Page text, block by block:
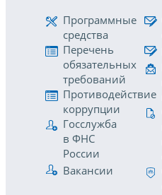
Программные
средства
Перечень
обязательных
требований
Противодействие
коррупции
Госслужба
в ФНС
России
Вакансии